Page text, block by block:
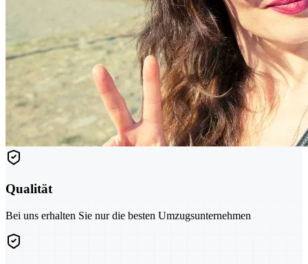
Qualität
Bei uns erhalten Sie nur die besten Umzugsunternehmen